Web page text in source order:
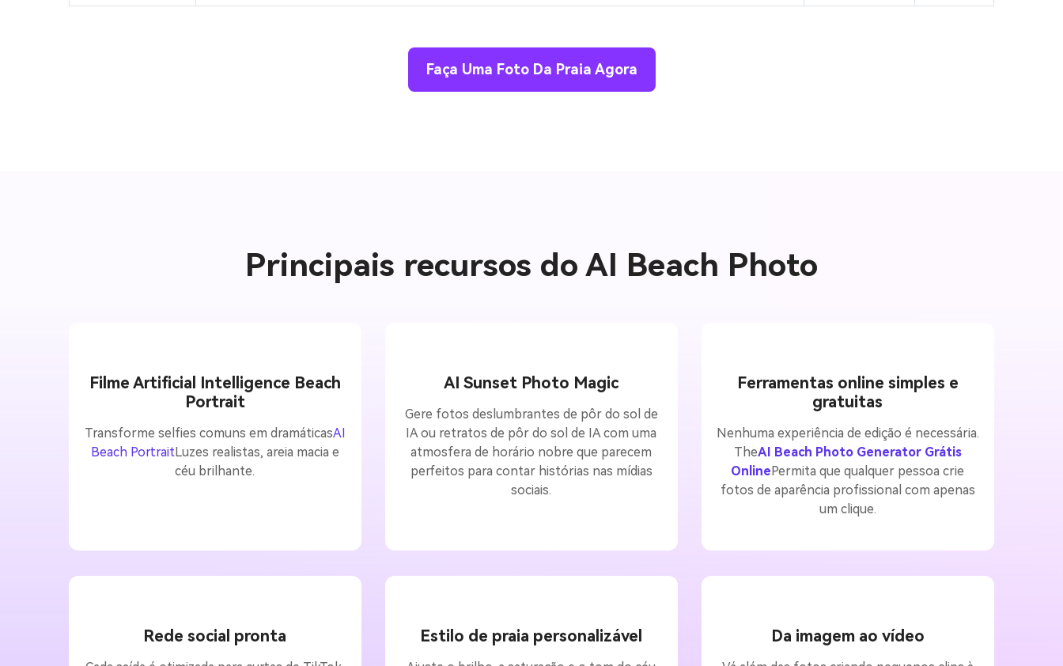
Faça Uma Foto Da Praia Agora
Principais recursos do AI Beach Photo
Filme Artificial Intelligence Beach
Portrait
Transforme selfies comuns em dramáticasAI
Beach PortraitLuzes realistas, areia macia e
céu brilhante.
AI Sunset Photo Magic
Gere fotos deslumbrantes de pôr do sol de
IA ou retratos de pôr do sol de IA com uma
atmosfera de horário nobre que parecem
perfeitos para contar histórias nas mídias
sociais.
Ferramentas online simples e
gratuitas
Nenhuma experiência de edição é necessária.
TheAI Beach Photo Generator Grátis
OnlinePermita que qualquer pessoa crie
fotos de aparência profissional com apenas
um clique.
Rede social pronta Estilo de praia personalizável Da imagem ao vídeo